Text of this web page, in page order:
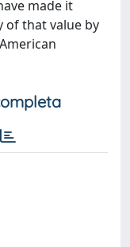
made it
of that value by